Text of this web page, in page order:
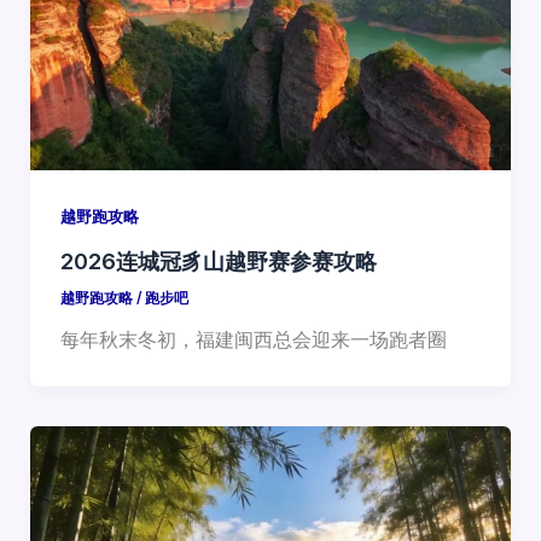
越野跑攻略
2026连城冠豸山越野赛参赛攻略
越野跑攻略/ 跑步吧
每年秋末冬初，福建闽西总会迎来一场跑者圈